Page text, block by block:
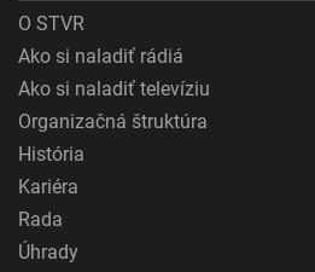
O STVR
Ako si naladiť rádiá
Ako si naladiť televíziu
Organizačná štruktúra
História
Kariéra
Rada
Úhrady